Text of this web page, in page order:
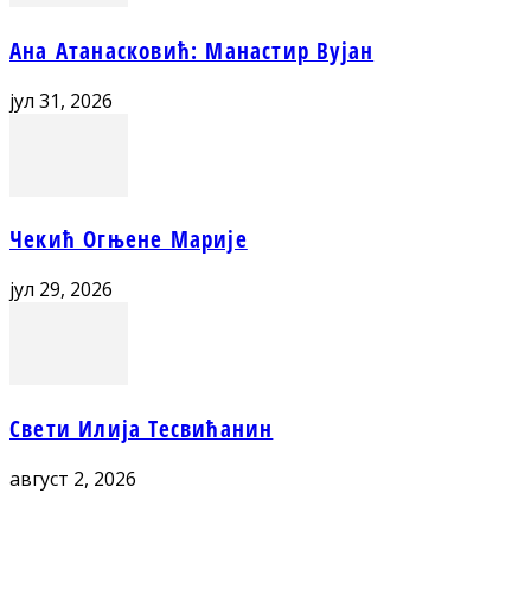
Ана Атанасковић: Манастир Вујан
јул 31, 2026
Чекић Огњене Марије
јул 29, 2026
Свети Илија Тесвићанин
август 2, 2026